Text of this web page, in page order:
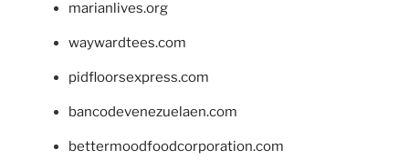
marianlives.org
waywardtees.com
pidfloorsexpress.com
bancodevenezuelaen.com
bettermoodfoodcorporation.com